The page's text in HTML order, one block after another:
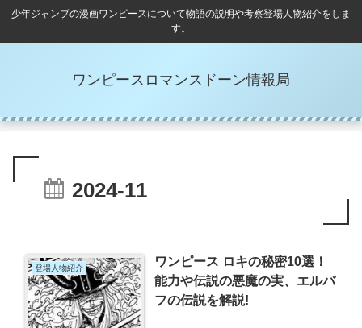
少年ジャンプの漫画ワンピースについて物語の説明や考察登場人物紹介をしま
す。
ワンピースロマンスドーン情報局
2024-11
登場人物紹介
ワンピース ロキの秘密10選！
能力や伝説の悪魔の実、エルバ
フの伝説を解説!